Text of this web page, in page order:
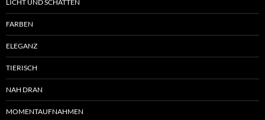
LICHT UND SCHATTEN
FARBEN
ELEGANZ
TIERISCH
NAH DRAN
MOMENTAUFNAHMEN